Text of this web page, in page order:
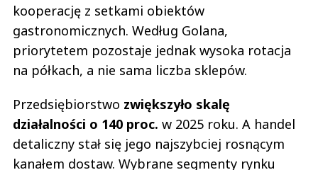
kooperację z setkami obiektów
gastronomicznych. Według Golana,
priorytetem pozostaje jednak wysoka rotacja
na półkach, a nie sama liczba sklepów.
Przedsiębiorstwo zwiększyło skalę
działalności o 140 proc. w 2025 roku. A handel
detaliczny stał się jego najszybciej rosnącym
kanałem dostaw. Wybrane segmenty rynku